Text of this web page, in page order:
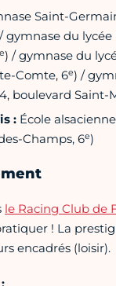
Saint-
gymnase du
e) / gymnase du
Comte, 6e) /
boulevard Saint-
: École
Champs, 6e)
le Racing Club de
! La
encadrés (loisir).